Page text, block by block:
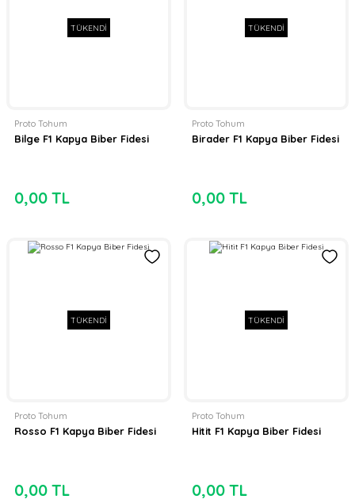
TÜKENDİ
Proto Tohum
Bilge F1 Kapya Biber Fidesi
0,00 TL
TÜKENDİ
Proto Tohum
Birader F1 Kapya Biber Fidesi
0,00 TL
TÜKENDİ
Proto Tohum
Rosso F1 Kapya Biber Fidesi
0,00 TL
TÜKENDİ
Proto Tohum
Hitit F1 Kapya Biber Fidesi
0,00 TL